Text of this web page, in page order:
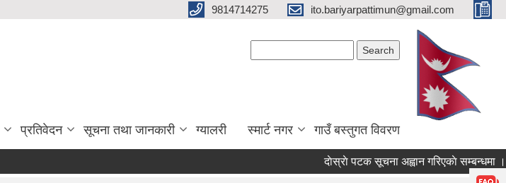
9814714275 ito.bariyarpattimun@gmail.com
प्रतिवेदन सूचना तथा जानकारी ग्यालरी स्मार्ट नगर गाउँ बस्तुगत विवरण
दाेस्राे पटक सूचना अह्वान गरिएकाे सम्बन्धमा ।